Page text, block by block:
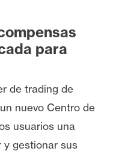
para
de trading de
nuevo Centro de
usuarios una
y gestionar sus